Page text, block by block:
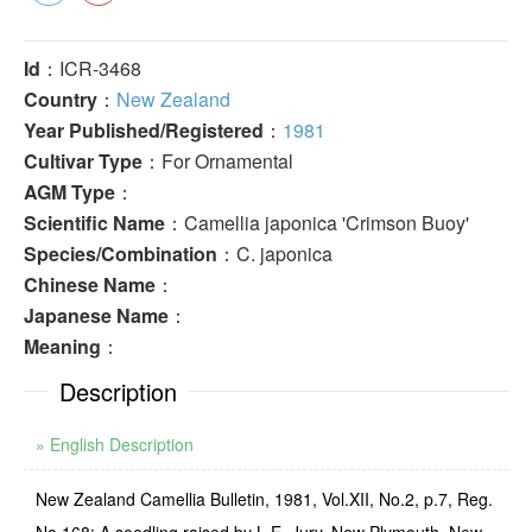
Id ：ICR-3468
Country ： New Zealand
Year Published/Registered ： 1981
Cultivar Type ：For Ornamental
AGM Type ：
Scientific Name ：Camellia japonica 'Crimson Buoy'
Species/Combination ：C. japonica
Chinese Name ：
Japanese Name ：
Meaning ：
Description
» English Description
New Zealand Camellia Bulletin, 1981, Vol.XII, No.2, p.7, Reg.